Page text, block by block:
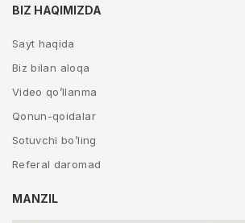
BIZ HAQIMIZDA
Sayt haqida
Biz bilan aloqa
Video qo’llanma
Qonun-qoidalar
Sotuvchi bo’ling
Referal daromad
MANZIL